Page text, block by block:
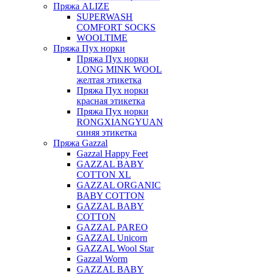
Пряжа ALIZE
SUPERWASH
COMFORT SOCKS
WOOLTIME
Пряжа Пух норки
Пряжа Пух норки
LONG MINK WOOL
желтая этикетка
Пряжа Пух норки
красная этикетка
Пряжа Пух норки
RONGXIANGYUAN
синяя этикетка
Пряжа Gazzal
Gazzal Happy Feet
GAZZAL BABY
COTTON XL
GAZZAL ORGANIC
BABY COTTON
GAZZAL BABY
COTTON
GAZZAL PAREO
GAZZAL Unicorn
GAZZAL Wool Star
Gazzal Worm
GAZZAL BABY